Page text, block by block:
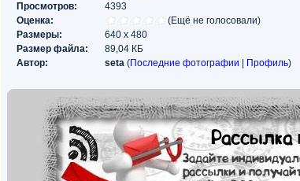
Просмотров:
4393
Оценка:
(Ещё не голосовали)
Размеры:
640 x 480
Размер файла:
89,04 КБ
Автор:
seta(Последние фотографии Профиль)